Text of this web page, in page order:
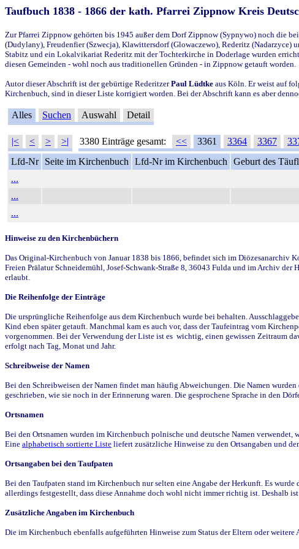
Taufbuch 1838 - 1866 der kath. Pfarrei Zippnow Kreis
Zur Pfarrei Zippnow gehörten bis 1945 außer dem Dorf Zippnow (Sypnywo) noch die
(Dudylany), Freudenfier (Szwecja), Klawittersdorf (Glowaczewo), Rederitz
Stabitz und ein Lokalvikariat Rederitz mit der Tochterkirche in Doderlage wurden
diesen Gemeinden - wohl noch aus traditionellen Gründen - in Zippnow getauft worden.
Autor dieser Abschrift ist der gebürtige RederitzerPaul Lüdtke aus Köln. Er weist auf
Kirchenbuch, sind in dieser Liste korrigiert worden. Bei der Abschrift kann es aber
Alles Suchen Auswahl Detail
|< < > >| 3380 Einträge gesamt: << 3361 3364 3367
Lfd-Nr
Seite im Kirchenbuch Lfd-Nr im Kirchenbuch Geburt des
...
...
...
Hinweise zu den Kirchenbüchern
Das Original-Kirchenbuch von Januar 1838 bis 1866, befindet sich im Diözesanarchiv
Freien Prälatur Schneidemühl, Josef-Schwank-Straße 8, 36043 Fulda und im Archiv
erlaubt.
Die Reihenfolge der Einträge
Die ursprüngliche Reihenfolge aus dem Kirchenbuch wurde bei behalten.
Kind eben später getauft. Manchmal kam es auch vor, dass der Taufeintrag vom
vorgenommen. Bei der Verwendung der Liste ist es wichtig, einen gewissen Zeitraum
erfolgt nach Tag, Monat und Jahr.
Schreibweise der Namen
Bei den Schreibweisen der Namen findet man häufig Abweichungen. Die Namen
geschrieben, wie sie noch in der Erinnerung waren. Die gesprochene Sprache in den
Ortsnamen
Bei den Ortsnamen wurden im Kirchenbuch polnische und deutsche Namen
Eine alphabetisch sortierte Liste liefert zusätzliche Hinweise zu den Ortsangaben und
Ortsangaben bei den Taufpaten
Bei den Taufpaten stand im Kirchenbuch nur selten eine Angabe der Herkunft. Es
allerdings festgestellt, dass diese Annahme doch wohl nicht immer richtig ist. Deshalb
Zusätzliche Angaben im Kirchenbuch
Die im Kirchenbuch ebenfalls aufgeführten Hinweise zum Status der Eltern oder weitere